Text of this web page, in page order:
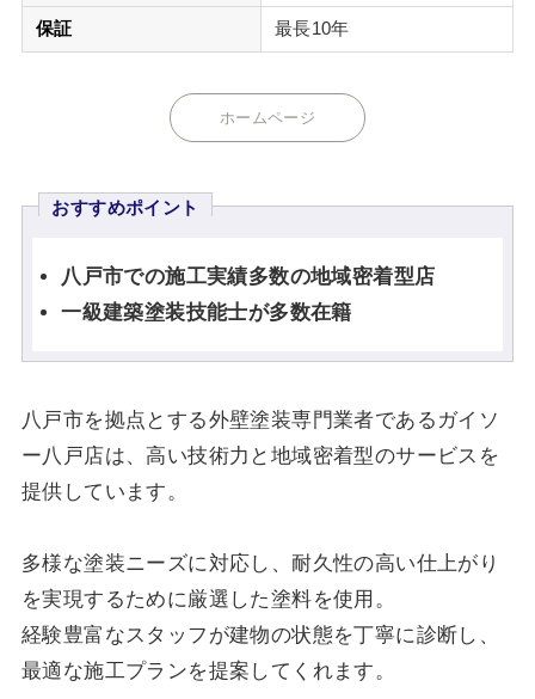
保証 最長10年
ホームページ
おすすめポイント
八戸市での施工実績多数の地域密着型店
一級建築塗装技能士が多数在籍
八戸市を拠点とする外壁塗装専門業者であるガイソ
ー八戸店は、高い技術力と地域密着型のサービスを
提供しています。
多様な塗装ニーズに対応し、耐久性の高い仕上がり
を実現するために厳選した塗料を使用。
経験豊富なスタッフが建物の状態を丁寧に診断し、
最適な施工プランを提案してくれます。